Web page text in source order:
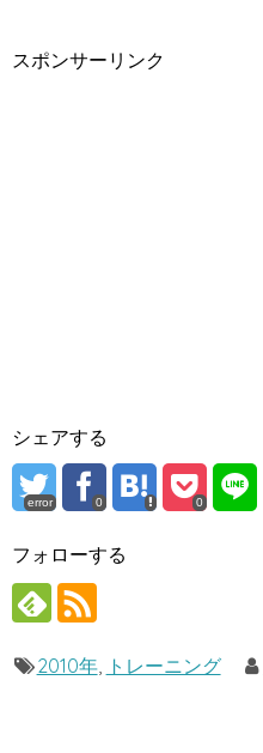
スポンサーリンク
シェアする
error 0 0
フォローする
2010年, トレーニング